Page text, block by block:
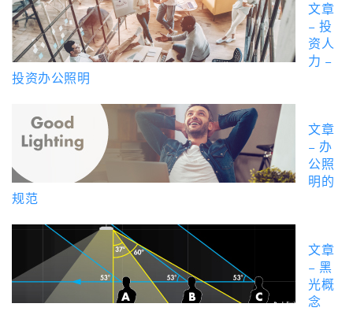
文章
– 投
资人
力 –
投资办公照明
文章
– 办
公照
明的
规范
文章
– 黑
光概
念